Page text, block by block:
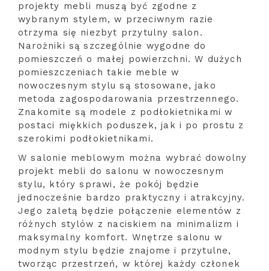
projekty mebli muszą być zgodne z
wybranym stylem, w przeciwnym razie
otrzyma się niezbyt przytulny salon.
Narożniki są szczególnie wygodne do
pomieszczeń o małej powierzchni. W dużych
pomieszczeniach takie meble w
nowoczesnym stylu są stosowane, jako
metoda zagospodarowania przestrzennego.
Znakomite są modele z podłokietnikami w
postaci miękkich poduszek, jak i po prostu z
szerokimi podłokietnikami.
W salonie meblowym można wybrać dowolny
projekt mebli do salonu w nowoczesnym
stylu, który sprawi, że pokój będzie
jednocześnie bardzo praktyczny i atrakcyjny.
Jego zaletą będzie połączenie elementów z
różnych stylów z naciskiem na minimalizm i
maksymalny komfort. Wnętrze salonu w
modnym stylu będzie znajome i przytulne,
tworząc przestrzeń, w której każdy członek